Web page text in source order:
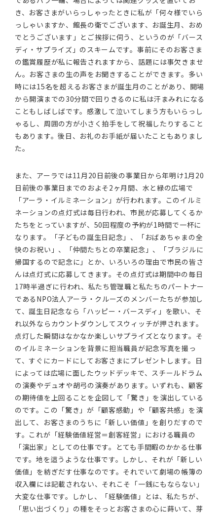
き、お客さまがいらっしゃったときに私が「何々様でいら
っしゃいますか、館長の衛でございます、お誕生月、おめ
でとうございます」とご挨拶に伺う、というのが「バース
ディ・サプライズ」のスキームです。事前にそのお客さま
の鑑賞履歴が私に報告されますから、話題には事欠きませ
ん。お客さまの生の声をお聞きすることができます。多い
時には15名を超えるお客さまが誕生月のことがあり、開場
から開演までの30分間で回りきるのに私は汗まみれになる
こともしばしばです。感激して泣いてしまう方もいらっし
ゃるし、周囲の方が小さく拍手をして祝福したりすること
もあります。後日、お礼のお手紙が届いたこともありまし
た。
また、アーラでは11月20日前後の事業日から年明け1月20
日前後の事業日までのおよそ2ヶ月間、水と緑の広場で
「アーラ・イルミネーション」が行われます。このイルミ
ネーションの点灯式は毎日行われ、市民が応募してくるか
たちをとっていますが、50回程度の予約が1時間で一杯に
なります。「子どもの誕生日記念」、「おばあちゃまの全
快のお祝い」、「仲間たちとの卒業記念」、「ブラジルに
帰国するので記念に」とか、いろいろの理由で市民の皆さ
んは点灯式に応募してきます。その点灯式は期間中の毎日
17時半過ぎに行われ、私たち管理職と私たちのパートナー
であるNPO法人アーラ・クルーズのメンバーたちが参加し
て、誕生日記念なら「ハッピー・バースディ」を歌い、そ
れ以外ならカウントダウンしてスウィッチが押されます。
点灯した瞬間はなかなか楽しいサプライズとなります。そ
のイルミネーションを背景に担当職員が記念写真を撮っ
て、すぐにカードにしてお客さまにプレゼントします。日
によっては広場に面したウッドデッキで、スチールドラム
の演奏やデュオや胡弓の演奏があります。いずれも、顧客
の期待値を上回ることを企図して「驚き」を演出している
のです。この「驚き」が「顧客感動」や「顧客共感」を演
出して、お客さまのうちに「新しい価値」を創りだすので
す。これが「経験価値経営＝創客経営」における職員の
「演出家」としての仕事です。とても手間暇のかかる仕事
です。地を這うような仕事です。しかし、それが「新しい
価値」を紡ぎだす仕事なのです。それでいて劇場の帳簿の
収入欄には記載されない、それこそ「一銭にもならない」
大変な仕事です。しかし、「経験価値」とは、私たちが、
「思い出づくり」の種をそっとお客さまの心に蒔いて、芽